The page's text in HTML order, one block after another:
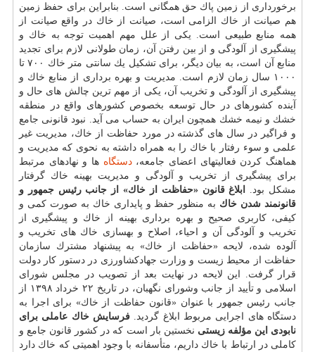
برخورداری از زمین پاك حق همگانی است. بنابراین برای حفظ زمین
هم صیانت از خاك الزامی است، صیانت از خاك در واقع صیانت از
همه منابع طبیعی است. یكی از علل مهم اهمیت توجه به خاك و
پیشگیری از آلودگی و از بین رفتن آن، زمان طولانی لازم برای تجدید
منابع آن است، به بیان دیگر، برای تشكیل یك سانتی متر خاك ۷۰۰ تا
۱۰۰۰ سال زمان لازم است. مدیریت و بهره برداری از منابع خاك و
پیشگیری از آلودگی و تخریب آن، یكی از مهم ترین چالش های حال و
آینده كشورهای در حال توسعه بخصوص كشورهای واقع در منطقه
خشك و نیمه خشك همچون ایران به حساب می آید. نبود قانونی جامع
و فراگیر در سال های گذشته در مورد حفاظت از خاك، مدیریت غیر
علمی و سوء رفتار با خاك را به همراه داشته به نحوی كه مدیریت و
هماهنگ كردن فعالیتهای اعضای جامعه،دستگاه ها و نهادهای مرتبط
برای پیشگیری از تخریب و آلودگی و مدیریت بهینه خاك گرفتار
مشكل بود.
ابلاغ قانون «حفاظت از خاك» از جانب رئیس جمهور و
قانونمند شدن خاك به منظور حفظ و پایداری خاك به صورت كمی و
كیفی، كاربری صحیح و بهره برداری بهینه از خاك و پیشگیری از
تخریب و آلودگی آن و احیاء، اصلاح و بهسازی خاك های تخریب و
آلوده شده، لایحه «حفاظت از خاك» به پیشنهاد مشترك سازمان
حفاظت از محیط زیست و وزارت جهادكشاورزی در دستور كار دولت
قرار گرفت. این لایحه در نهایت بعد از تصویب در مجلس شورای
اسلامی و تأیید از جانب وشورای نگهبان، در تاریخ ۲۲ خرداد ۱۳۹۸ از
جانب رئیس جمهور با عنوان «قانون حفاظت از خاك» برای اجرا به
دستگاه های اجرایی مربوط ابلاغ گردید. فرسایش خاك عاملی برای
نابودی این مؤلفه زیستی نخستین بار است كه در كشور قانون جامع و
كاملی در ارتباط با خاك داریم، متأسفانه با وجود اهمیتی كه خاك دارد